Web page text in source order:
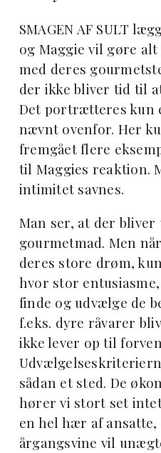
SMAGEN AF SULT
og Maggie vil gøre
med deres
der ikke bliver tid til
Det portrætteres kun
nævnt ovenfor. Her
fremgået flere
til Maggies reaktion.
intimitet savnes.
Man ser, at der
gourmetmad. Men
deres store drøm,
hvor stor
finde og udvælge de
f.eks. dyre råvarer
ikke lever op til
sådan et sted. De
hører vi stort set
en hel hær af
årgangsvine vil